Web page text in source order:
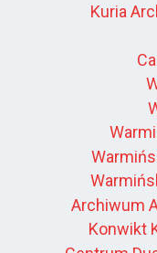
Kuria
Archiwum
Konwikt